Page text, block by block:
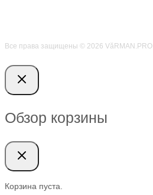
Все права защищены © 2026 VӑRMAN.PRO
Обзор корзины
Корзина пуста.